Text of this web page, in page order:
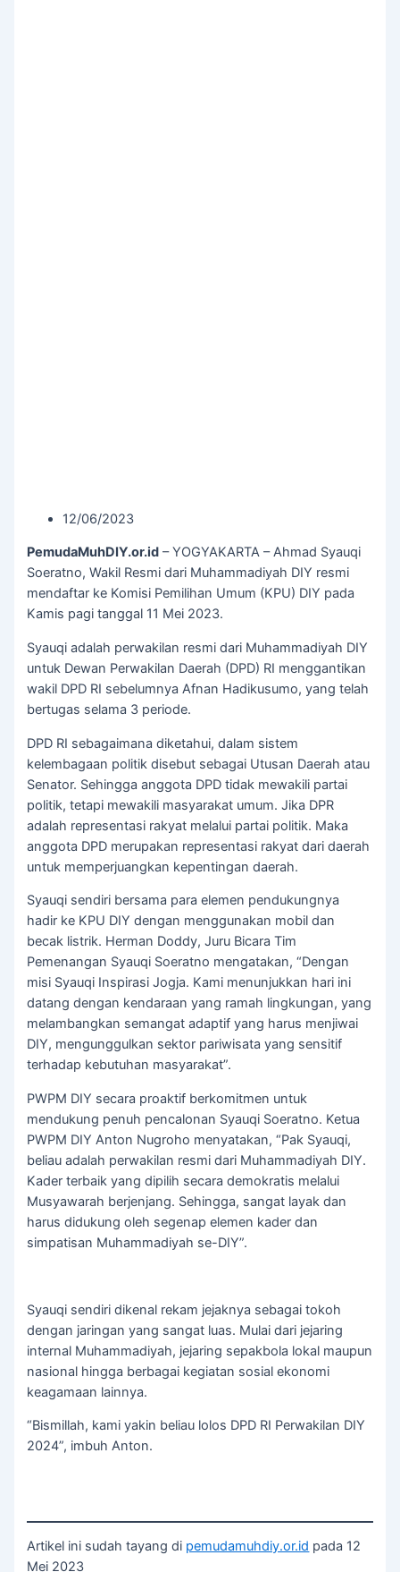
12/06/2023
PemudaMuhDIY.or.id – YOGYAKARTA – Ahmad Syauqi
Soeratno, Wakil Resmi dari Muhammadiyah DIY resmi
mendaftar ke Komisi Pemilihan Umum (KPU) DIY pada
Kamis pagi tanggal 11 Mei 2023.
Syauqi adalah perwakilan resmi dari Muhammadiyah DIY
untuk Dewan Perwakilan Daerah (DPD) RI menggantikan
wakil DPD RI sebelumnya Afnan Hadikusumo, yang telah
bertugas selama 3 periode.
DPD RI sebagaimana diketahui, dalam sistem
kelembagaan politik disebut sebagai Utusan Daerah atau
Senator. Sehingga anggota DPD tidak mewakili partai
politik, tetapi mewakili masyarakat umum. Jika DPR
adalah representasi rakyat melalui partai politik. Maka
anggota DPD merupakan representasi rakyat dari daerah
untuk memperjuangkan kepentingan daerah.
Syauqi sendiri bersama para elemen pendukungnya
hadir ke KPU DIY dengan menggunakan mobil dan
becak listrik. Herman Doddy, Juru Bicara Tim
Pemenangan Syauqi Soeratno mengatakan, “Dengan
misi Syauqi Inspirasi Jogja. Kami menunjukkan hari ini
datang dengan kendaraan yang ramah lingkungan, yang
melambangkan semangat adaptif yang harus menjiwai
DIY, mengunggulkan sektor pariwisata yang sensitif
terhadap kebutuhan masyarakat”.
PWPM DIY secara proaktif berkomitmen untuk
mendukung penuh pencalonan Syauqi Soeratno. Ketua
PWPM DIY Anton Nugroho menyatakan, “Pak Syauqi,
beliau adalah perwakilan resmi dari Muhammadiyah DIY.
Kader terbaik yang dipilih secara demokratis melalui
Musyawarah berjenjang. Sehingga, sangat layak dan
harus didukung oleh segenap elemen kader dan
simpatisan Muhammadiyah se-DIY”.
Syauqi sendiri dikenal rekam jejaknya sebagai tokoh
dengan jaringan yang sangat luas. Mulai dari jejaring
internal Muhammadiyah, jejaring sepakbola lokal maupun
nasional hingga berbagai kegiatan sosial ekonomi
keagamaan lainnya.
“Bismillah, kami yakin beliau lolos DPD RI Perwakilan DIY
2024”, imbuh Anton.
Artikel ini sudah tayang di pemudamuhdiy.or.id pada 12
Mei 2023